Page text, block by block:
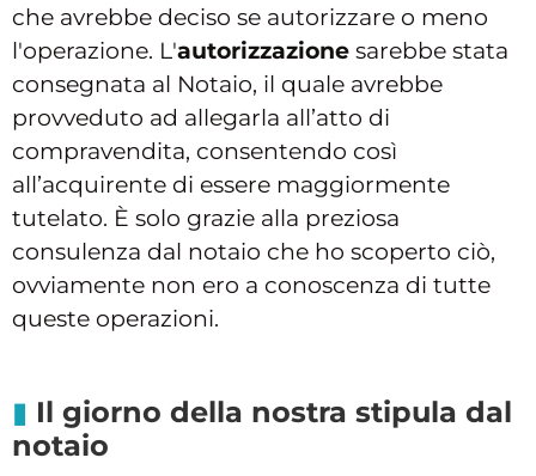
che avrebbe deciso se autorizzare o meno
l'operazione. L'autorizzazione sarebbe stata
consegnata al Notaio, il quale avrebbe
provveduto ad allegarla all’atto di
compravendita, consentendo così
all’acquirente di essere maggiormente
tutelato. È solo grazie alla preziosa
consulenza dal notaio che ho scoperto ciò,
ovviamente non ero a conoscenza di tutte
queste operazioni.
Il giorno della nostra stipula dal
notaio